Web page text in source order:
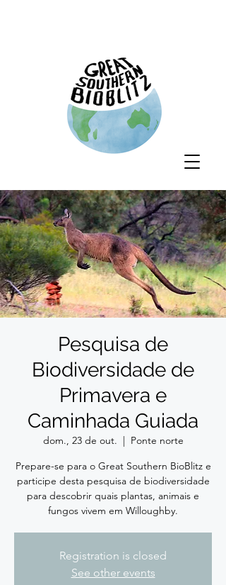
Pesquisa de
Biodiversidade de
Primavera e
Caminhada Guiada
dom., 23 de out.
  |
Ponte norte
Prepare-se para o Great Southern BioBlitz e
participe desta pesquisa de biodiversidade
para descobrir quais plantas, animais e
fungos vivem em Willoughby.
Registration is closed
See other events